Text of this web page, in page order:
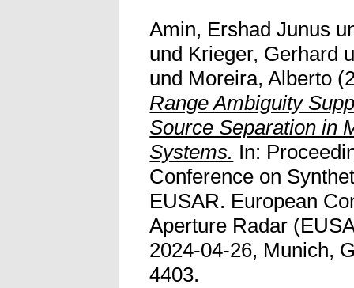
Amin, Ershad Junus
und Krieger, Gerhard
und Moreira, Alberto
Range Ambiguity
Source Separation in
Systems. In:
Conference on
EUSAR. European
Aperture Radar
2024-04-26, Munich,
4403.